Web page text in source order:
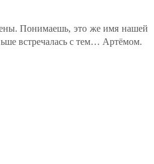
Понимаешь, это же имя нашей
встречалась с тем… Артёмом.